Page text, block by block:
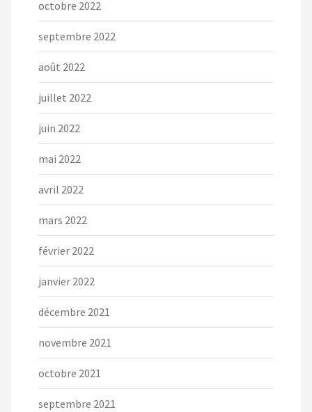
octobre 2022
septembre 2022
août 2022
juillet 2022
juin 2022
mai 2022
avril 2022
mars 2022
février 2022
janvier 2022
décembre 2021
novembre 2021
octobre 2021
septembre 2021